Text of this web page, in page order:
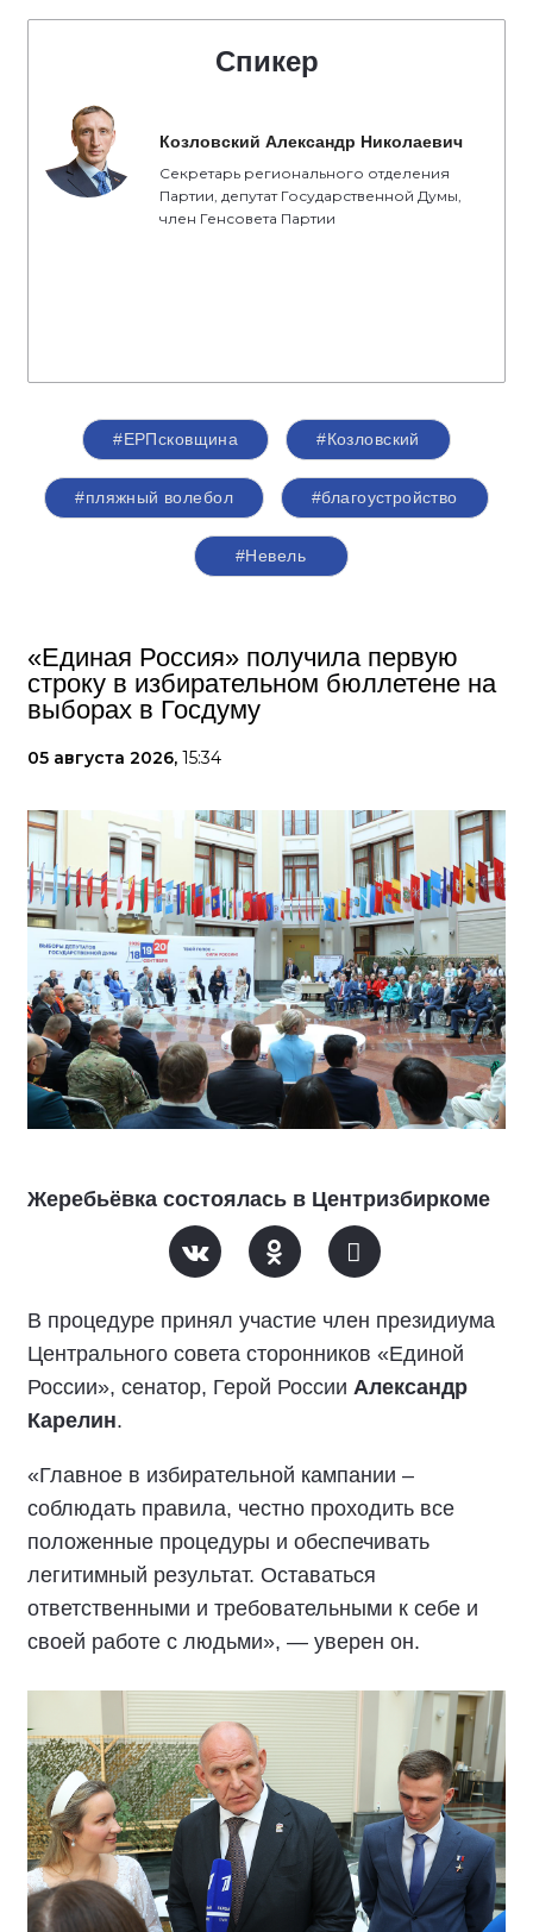
Спикер
Козловский Александр Николаевич
Секретарь регионального отделения
Партии, депутат Государственной Думы,
член Генсовета Партии
#ЕРПсковщина #Козловский
#пляжный волебол #благоустройство
#Невель
«Единая Россия» получила первую
строку в избирательном бюллетене на
выборах в Госдуму
05 августа 2026, 15:34
Жеребьёвка состоялась в Центризбиркоме
В процедуре принял участие член президиума
Центрального совета сторонников «Единой
России», сенатор, Герой России Александр
Карелин.
«Главное в избирательной кампании –
соблюдать правила, честно проходить все
положенные процедуры и обеспечивать
легитимный результат. Оставаться
ответственными и требовательными к себе и
своей работе с людьми», — уверен он.